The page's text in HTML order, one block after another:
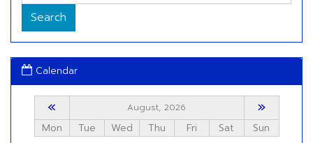
Search
Calendar
« August, 2026 »
Mon Tue Wed Thu Fri Sat Sun